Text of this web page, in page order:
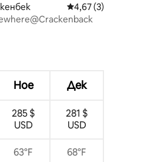
отзива
Средна оценка:
4,67 (3)
Ное Дек
285 $
USD
281 $
USD
63°F 68°F